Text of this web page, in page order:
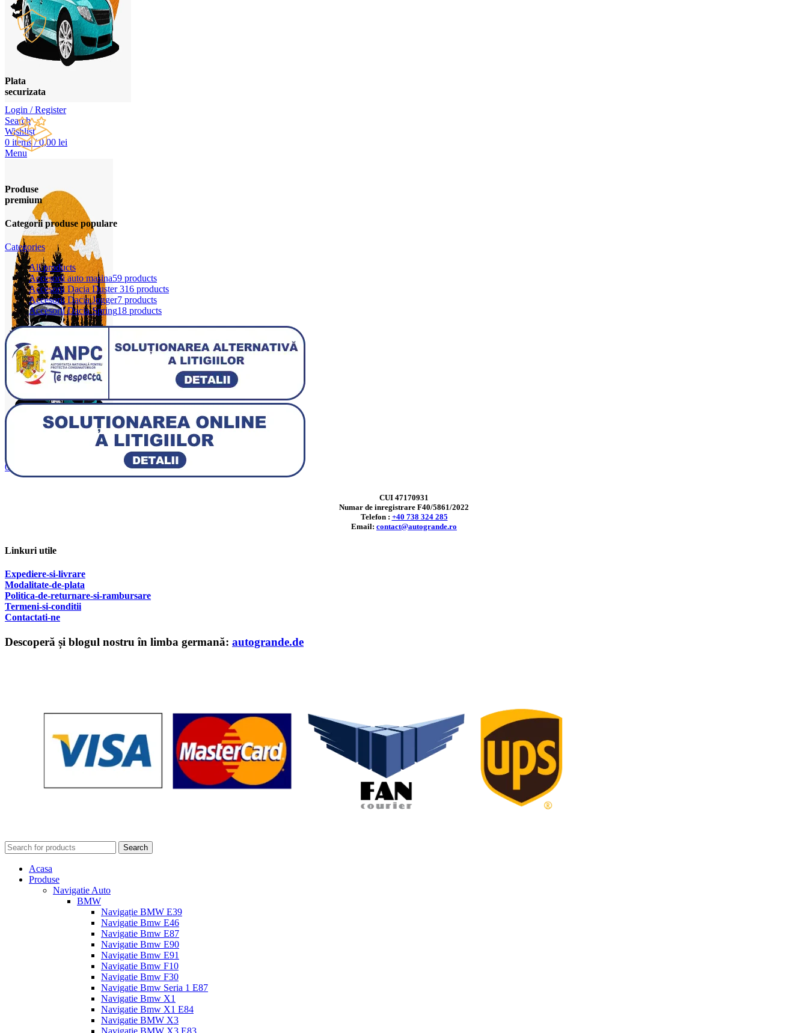
Login / Register
Search
Wishlist
0 items / 0,00 lei
Menu
0
Plata
securizata
Produse
premium
Categorii produse populare
Categories
Allproducts
Accesorii auto masina59 products
Accesorii Dacia Duster 316 products
Accesorii Dacia Jogger7 products
Accesorii Dacia Spring18 products
CUI 47170931
Numar de inregistrare F40/5861/2022
Telefon : +40 738 324 285
Email: contact@autogrande.ro
Linkuri utile
Expediere-si-livrare
Modalitate-de-plata
Politica-de-returnare-si-rambursare
Termeni-si-conditii
Contactati-ne
Descoperă și blogul nostru în limba germană: autogrande.de
Search
Acasa
Produse
Navigatie Auto
BMW
Navigație BMW E39
Navigatie Bmw E46
Navigatie Bmw E87
Navigatie Bmw E90
Navigatie Bmw E91
Navigatie Bmw F10
Navigatie Bmw F30
Navigatie Bmw Seria 1 E87
Navigatie Bmw X1
Navigatie Bmw X1 E84
Navigatie BMW X3